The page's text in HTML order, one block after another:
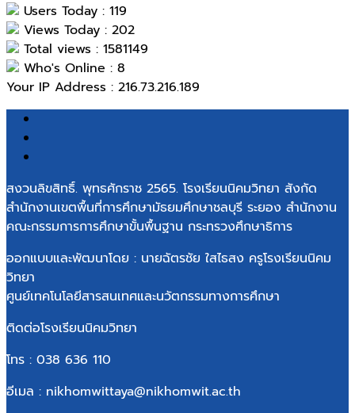
Users Today : 119
Views Today : 202
Total views : 1581149
Who's Online : 8
Your IP Address : 216.73.216.189
สงวนลิขสิทธิ์. พุทธศักราช 2565. โรงเรียนนิคมวิทยา สังกัด
สำนักงานเขตพื้นที่การศึกษามัธยมศึกษาชลบุรี ระยอง สำนักงาน
คณะกรรมการการศึกษาขั้นพื้นฐาน กระทรวงศึกษาธิการ
ออกแบบและพัฒนาโดย : นายฉัตรชัย ใสไธสง ครูโรงเรียนนิคม
วิทยา
ศูนย์เทคโนโลยีสารสนเทศและนวัตกรรมทางการศึกษา
ติดต่อโรงเรียนนิคมวิทยา
โทร : 038 636 110
อีเมล : nikhomwittaya@nikhomwit.ac.th